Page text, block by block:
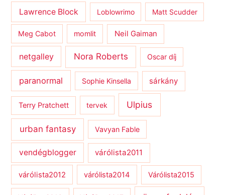
Lawrence Block Loblowrimo Matt Scudder
Meg Cabot momlit Neil Gaiman
netgalley Nora Roberts Oscar díj
paranormal Sophie Kinsella sárkány
Terry Pratchett tervek Ulpius
urban fantasy Vavyan Fable
vendégblogger várólista2011
várólista2012 várólista2014 Várólista2015